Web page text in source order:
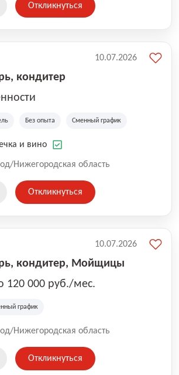
Откликнуться
кондитер
Без опыта Сменный график
и вино
Нижегородская область
10.07.2026
Откликнуться
кондитер, Мойщицы
120 000 руб./мес.
график
Нижегородская область
10.07.2026
Откликнуться